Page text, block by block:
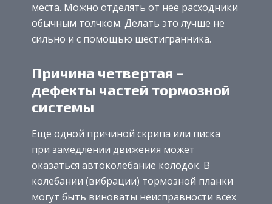
места. Можно отделять от нее расходники
обычным толчком. Делать это лучше не
сильно и с помощью шестигранника.
Причина четвертая –
дефекты частей тормозной
системы
Еще одной причиной скрипа или писка
при замедлении движения может
оказаться автоколебание колодок. В
колебании (вибрации) тормозной планки
могут быть виноваты неисправности всех